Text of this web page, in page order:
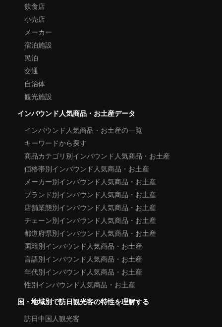
飲食店
小売店
メーカー
宿泊施設
民泊
交通
自治体
観光施設
インバウンド人気商品・お土産データ
インバウンド人気商品・お土産の一覧
キーワードから探す
商品カテゴリ別インバウンド人気商品・お土産
価格帯別インバウンド人気商品・お土産
メーカー別インバウンド人気商品・お土産
ブランド別インバウンド人気商品・お土産
店舗業態別インバウンド人気商品・お土産
チェーン別インバウンド人気商品・お土産
都道府県別インバウンド人気商品・お土産
国籍別インバウンド人気商品・お土産
言語別インバウンド人気商品・お土産
年代別インバウンド人気商品・お土産
性別インバウンド人気商品・お土産
国・地域別で訪日観光客の特性を理解する
訪日中国人観光客